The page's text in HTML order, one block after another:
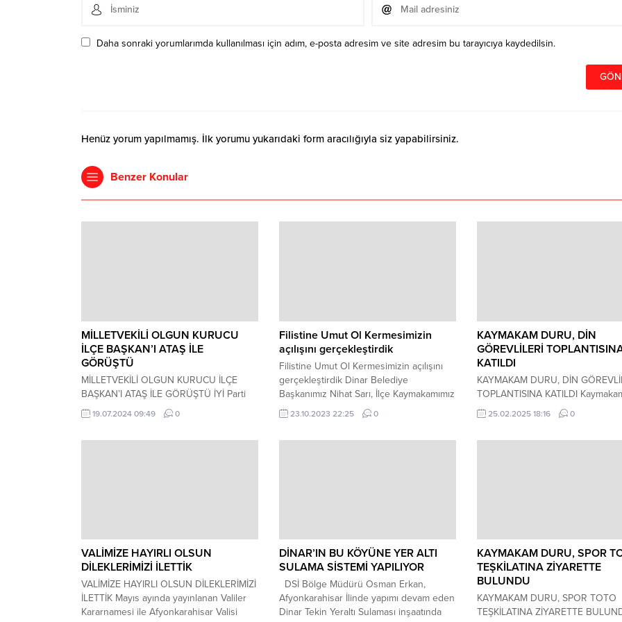
Daha sonraki yorumlarımda kullanılması için adım, e-posta adresim ve site adresim bu tarayıcıya kaydedilsin.
Henüz yorum yapılmamış. İlk yorumu yukarıdaki form aracılığıyla siz yapabilirsiniz.
Benzer Konular
MİLLETVEKİLİ OLGUN KURUCU
İLÇE BAŞKAN’I ATAŞ İLE
GÖRÜŞTÜ
MİLLETVEKİLİ OLGUN KURUCU İLÇE
BAŞKAN’I ATAŞ İLE GÖRÜŞTÜ İYİ Parti
Afyonkarahisar Milletvekili Hakan Şeref
Olgun İYİ Parti Dinar İlçe Başkanlığını
19.07.2024 09:49 0
Filistine Umut Ol Kermesimizin
açılışını gerçekleştirdik
Filistine Umut Ol Kermesimizin açılışını
gerçekleştirdik Dinar Belediye
Başkanımız Nihat Sarı, İlçe Kaymakamımız
Kemal Duru ve davetlilerin katılımıyla
Filistine Umut Ol Dinar sloganıyla Kızılay
23.10.2023 22:25 0
KAYMAKAM DURU, DİN
GÖREVLİLERİ
KATILDI
KAYMAKAM DURU, DİN
TOPLANTISINA KATILDI
Kemal DURU, Ramazan ayı öncesi
Müftülüğünce Dinar Şehit Şükrü
25.02.2025 18:16 0
VALİMİZE HAYIRLI OLSUN
DİLEKLERİMİZİ İLETTİK
VALİMİZE HAYIRLI OLSUN DİLEKLERİMİZİ
İLETTİK Mayıs ayında yayınlanan Valiler
Kararnamesi ile Afyonkarahisar Valisi
DİNAR’IN BU KÖYÜNE YER ALTI
SULAMA SİSTEMİ YAPILIYOR
DSİ Bölge Müdürü Osman Erkan,
Afyonkarahisar İlinde yapımı devam eden
Dinar Tekin Yeraltı Sulaması inşaatında
KAYMAKAM DURU, SPOR
TEŞKİLATINA ZİYARETTE
BULUNDU
KAYMAKAM DURU, SPOR TOTO
TEŞKİLATINA ZİYARETTE